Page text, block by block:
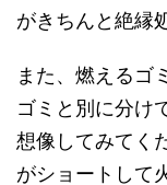
がきちんと絶縁
また、燃えるゴ
ゴミと別に分け
想像してみてく
がショートして